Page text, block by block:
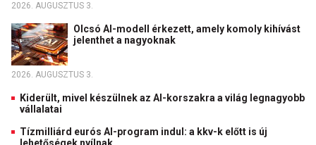
2026. AUGUSZTUS 3.
Olcsó AI-modell érkezett, amely komoly kihívást
jelenthet a nagyoknak
2026. AUGUSZTUS 3.
Kiderült, mivel készülnek az AI-korszakra a világ legnagyobb
vállalatai
Tízmilliárd eurós AI-program indul: a kkv-k előtt is új